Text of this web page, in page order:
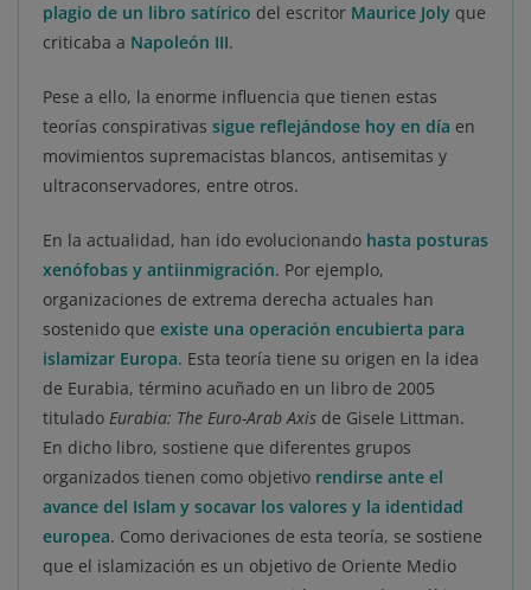
plagio de un libro satírico del escritor Maurice Joly que
criticaba a Napoleón III.
Pese a ello, la enorme influencia que tienen estas
teorías conspirativas sigue reflejándose hoy en día en
movimientos supremacistas blancos, antisemitas y
ultraconservadores, entre otros.
En la actualidad, han ido evolucionando hasta posturas
xenófobas y antiinmigración. Por ejemplo,
organizaciones de extrema derecha actuales han
sostenido que existe una operación encubierta para
islamizar Europa. Esta teoría tiene su origen en la idea
de Eurabia, término acuñado en un libro de 2005
titulado Eurabia: The Euro-Arab Axis de Gisele Littman.
En dicho libro, sostiene que diferentes grupos
organizados tienen como objetivo rendirse ante el
avance del Islam y socavar los valores y la identidad
europea. Como derivaciones de esta teoría, se sostiene
que el islamización es un objetivo de Oriente Medio